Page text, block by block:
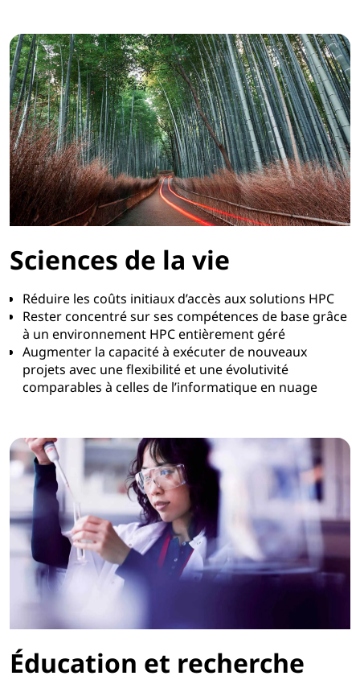
Sciences de la vie
Réduire les coûts initiaux d’accès aux solutions HPC
Rester concentré sur ses compétences de base grâce
à un environnement HPC entièrement géré
Augmenter la capacité à exécuter de nouveaux
projets avec une flexibilité et une évolutivité
comparables à celles de l’informatique en nuage
Éducation et recherche